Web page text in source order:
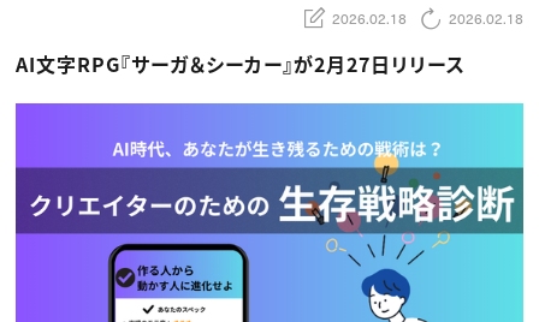
編集・ライティング
ディレクション
お役立ち基礎知識
TOP Creator’s コラム トップ
Webクリエイター
ゲームクリエイター
マーケッター
クリエイターインタビュー
セミナー
ニュース・トレンド
ニュース・トレンド トップ
Web
映像
ゲーム・エンタメ
CREATIVE VILLAGEからのお知らせ
2026.02.18 2026.02.18
AI文字RPG『サーガ＆シーカー』が2月27日リリース